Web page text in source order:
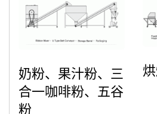
奶粉、果汁粉、三
合一咖啡粉、五谷
粉